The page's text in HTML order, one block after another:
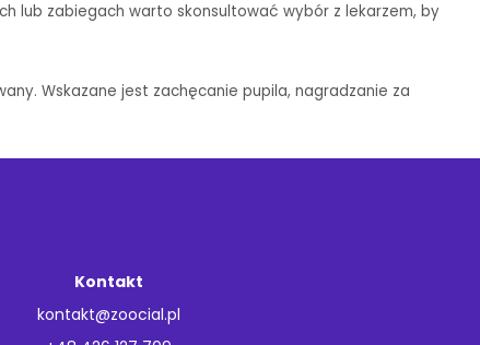
lub zabiegach warto skonsultować wybór z lekarzem, by
Wskazane jest zachęcanie pupila, nagradzanie za
Kontakt
kontakt@zoocial.pl